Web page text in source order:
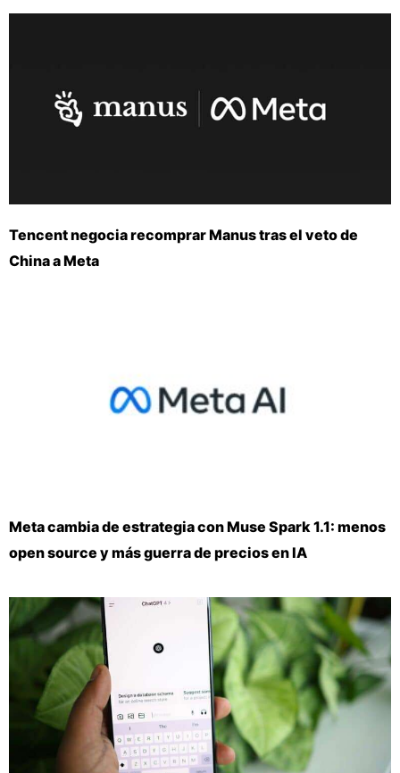
Tencent negocia recomprar Manus tras el veto de
China a Meta
Meta cambia de estrategia con Muse Spark 1.1: menos
open source y más guerra de precios en IA